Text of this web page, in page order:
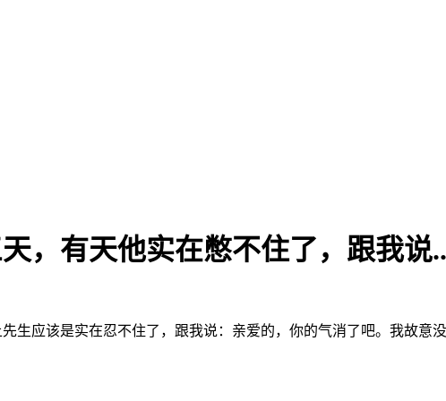
，有天他实在憋不住了，跟我说
生应该是实在忍不住了，跟我说：亲爱的，你的气消了吧。我故意